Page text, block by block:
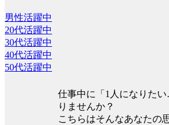
男性活躍中
20代活躍中
30代活躍中
40代活躍中
50代活躍中
仕事中に「1人になりた
りませんか？
こちらはそんなあなたの